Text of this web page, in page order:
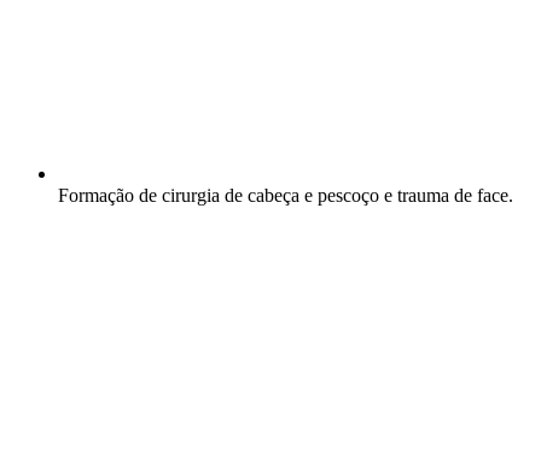
Formação de cirurgia de cabeça e pescoço e trauma de face.